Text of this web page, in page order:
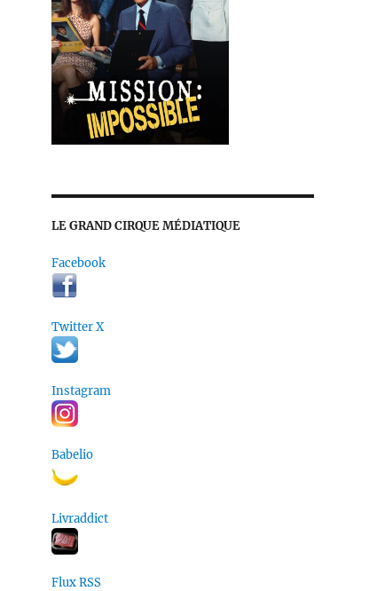
LE GRAND CIRQUE MÉDIATIQUE
Facebook
Twitter X
Instagram
Babelio
Livraddict
Flux RSS